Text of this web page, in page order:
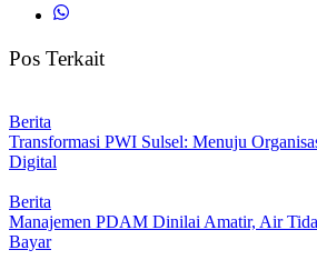
Pos Terkait
Berita
Transformasi PWI Sulsel: Menuju
Digital
Berita
Manajemen PDAM Dinilai Amatir, Air
Bayar